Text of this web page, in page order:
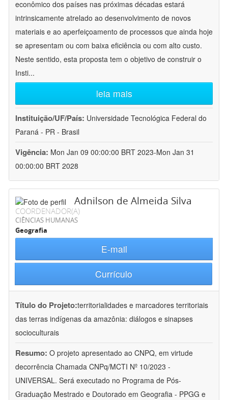
econômico dos países nas próximas décadas estará
intrinsicamente atrelado ao desenvolvimento de novos
materiais e ao aperfeiçoamento de processos que ainda hoje
se apresentam ou com baixa eficiência ou com alto custo.
Neste sentido, esta proposta tem o objetivo de construir o
Insti...
leia mais
Instituição/UF/País: Universidade Tecnológica Federal do
Paraná - PR - Brasil
Vigência: Mon Jan 09 00:00:00 BRT 2023-Mon Jan 31
00:00:00 BRT 2028
Adnilson de Almeida Silva
COORDENADOR(A)
CIÊNCIAS HUMANAS
Geografia
E-mail
Currículo
Título do Projeto:territorialidades e marcadores territoriais
das terras indígenas da amazônia: diálogos e sinapses
socioculturais
Resumo: O projeto apresentado ao CNPQ, em virtude
decorrência Chamada CNPq/MCTI Nº 10/2023 -
UNIVERSAL. Será executado no Programa de Pós-
Graduação Mestrado e Doutorado em Geografia - PPGG e